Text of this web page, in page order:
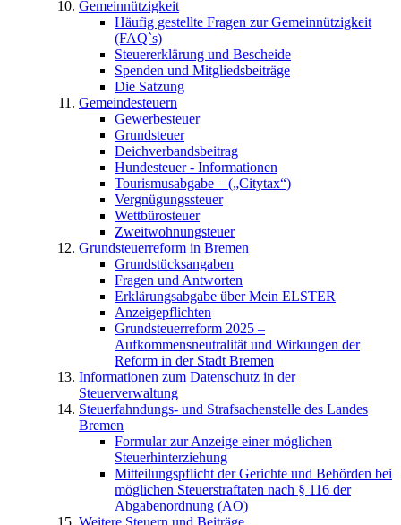
Gemeinnützigkeit
Häufig gestellte Fragen zur Gemeinnützigkeit
(FAQ`s)
Steuererklärung und Bescheide
Spenden und Mitgliedsbeiträge
Die Satzung
Gemeindesteuern
Gewerbesteuer
Grundsteuer
Deichverbandsbeitrag
Hundesteuer - Informationen
Tourismusabgabe – („Citytax“)
Vergnügungssteuer
Wettbürosteuer
Zweitwohnungsteuer
Grundsteuerreform in Bremen
Grundstücksangaben
Fragen und Antworten
Erklärungsabgabe über Mein ELSTER
Anzeigepflichten
Grundsteuerreform 2025 –
Aufkommensneutralität und Wirkungen der
Reform in der Stadt Bremen
Informationen zum Datenschutz in der
Steuerverwaltung
Steuerfahndungs- und Strafsachenstelle des Landes
Bremen
Formular zur Anzeige einer möglichen
Steuerhinterziehung
Mitteilungspflicht der Gerichte und Behörden bei
möglichen Steuerstraftaten nach § 116 der
Abgabenordnung (AO)
Weitere Steuern und Beiträge